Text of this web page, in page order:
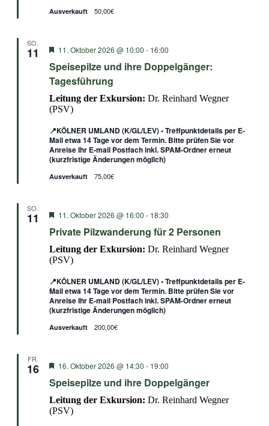
Ausverkauft 50,00€
SO.
11 Empfohlen
11. Oktober 2026 @ 10:00 - 16:00
Speisepilze und ihre Doppelgänger:
Tagesführung
Leitung der Exkursion: Dr. Reinhard Wegner
(PSV)
📍KÖLNER UMLAND (K/GL/LEV) • Treffpunktdetails per E-
Mail etwa 14 Tage vor dem Termin. Bitte prüfen Sie vor
Anreise Ihr E-mail Postfach inkl. SPAM-Ordner erneut
(kurzfristige Änderungen möglich)
Ausverkauft 75,00€
SO.
11 Empfohlen
11. Oktober 2026 @ 16:00 - 18:30
Private Pilzwanderung für 2 Personen
Leitung der Exkursion: Dr. Reinhard Wegner
(PSV)
📍KÖLNER UMLAND (K/GL/LEV) • Treffpunktdetails per E-
Mail etwa 14 Tage vor dem Termin. Bitte prüfen Sie vor
Anreise Ihr E-mail Postfach inkl. SPAM-Ordner erneut
(kurzfristige Änderungen möglich)
Ausverkauft 200,00€
FR.
16 Empfohlen
16. Oktober 2026 @ 14:30 - 19:00
Speisepilze und ihre Doppelgänger
Leitung der Exkursion: Dr. Reinhard Wegner
(PSV)